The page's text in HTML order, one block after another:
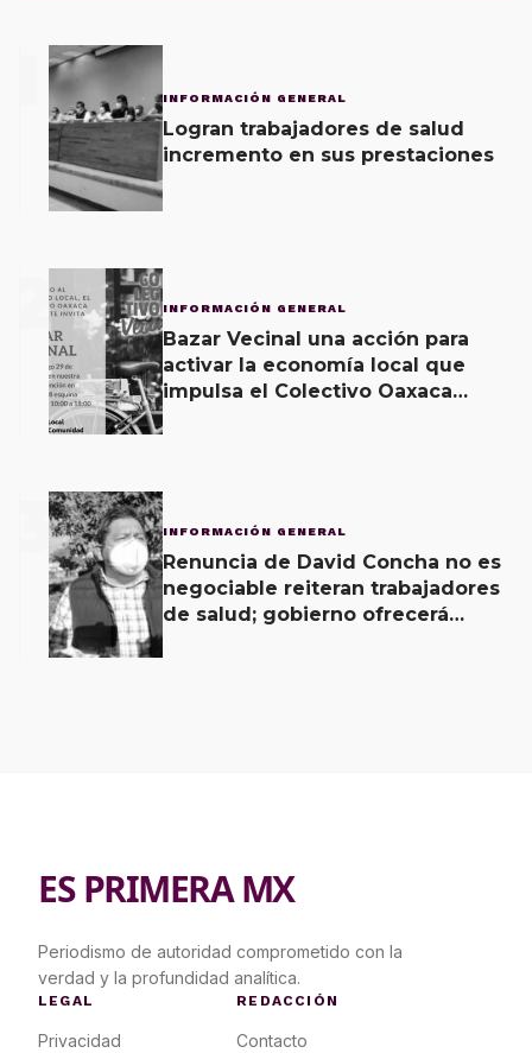
INFORMACIÓN GENERAL
Logran trabajadores de salud
incremento en sus prestaciones
2 INFORMACIÓN GENERAL
Bazar Vecinal una acción para
activar la economía local que
impulsa el Colectivo Oaxaca
3 INFORMACIÓN GENERAL
Renuncia de David Concha no es
negociable reiteran trabajadores
de salud; gobierno ofrecerá
ES PRIMERA MX
Periodismo de autoridad comprometido con la
verdad y la profundidad analítica.
LEGAL
Privacidad
REDACCIÓN
Contacto